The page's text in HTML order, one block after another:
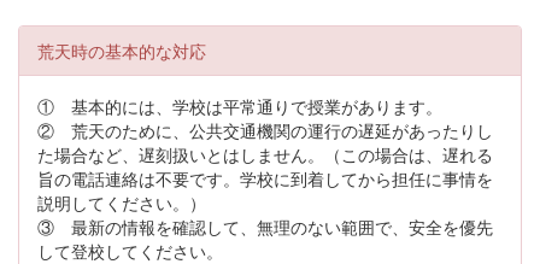
荒天時の基本的な対応
① 基本的には、学校は平常通りで授業があります。
② 荒天のために、公共交通機関の運行の遅延があったりし
た場合など、遅刻扱いとはしません。（この場合は、遅れる
旨の電話連絡は不要です。学校に到着してから担任に事情を
説明してください。）
③ 最新の情報を確認して、無理のない範囲で、安全を優先
して登校してください。